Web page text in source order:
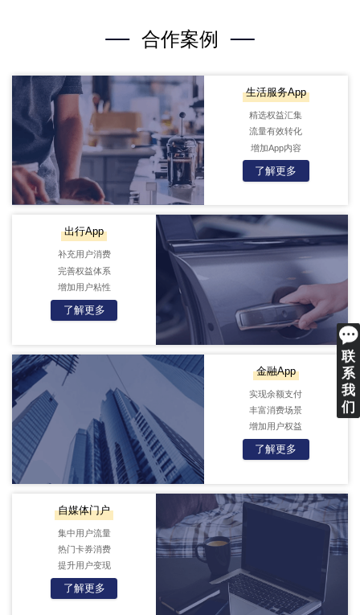
联
系
我
们
合作案例
生活服务App
精选权益汇集
流量有效转化
增加App内容
了解更多
出行App
补充用户消费
完善权益体系
增加用户粘性
了解更多
金融App
实现余额支付
丰富消费场景
增加用户权益
了解更多
自媒体门户
集中用户流量
热门卡券消费
提升用户变现
了解更多